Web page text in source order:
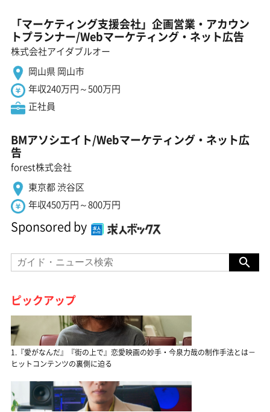
「マーケティング支援会社」企画営業・アカウン
トプランナー/Webマーケティング・ネット広告
株式会社アイダブルオー
岡山県 岡山市
年収240万円～500万円
正社員
BMアソシエイト/Webマーケティング・ネット広
告
forest株式会社
東京都 渋谷区
年収450万円～800万円
Sponsored by
ピックアップ
1.『愛がなんだ』『街の上で』恋愛映画の妙手・今泉力哉の制作手法とは－
ヒットコンテンツの裏側に迫る